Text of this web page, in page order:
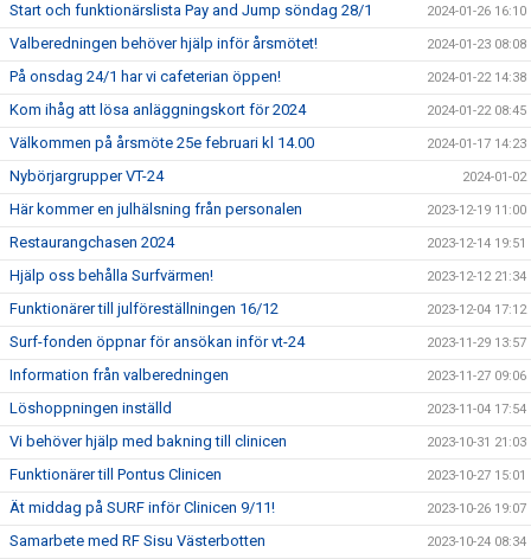
Start och funktionärslista Pay and Jump söndag 28/1 2024-01-26 16:10
Valberedningen behöver hjälp inför årsmötet! 2024-01-23 08:08
På onsdag 24/1 har vi cafeterian öppen! 2024-01-22 14:38
Kom ihåg att lösa anläggningskort för 2024 2024-01-22 08:45
Välkommen på årsmöte 25e februari kl 14.00 2024-01-17 14:23
Nybörjargrupper VT-24 2024-01-02
Här kommer en julhälsning från personalen 2023-12-19 11:00
Restaurangchasen 2024 2023-12-14 19:51
Hjälp oss behålla Surfvärmen! 2023-12-12 21:34
Funktionärer till julföreställningen 16/12 2023-12-04 17:12
Surf-fonden öppnar för ansökan inför vt-24 2023-11-29 13:57
Information från valberedningen 2023-11-27 09:06
Löshoppningen inställd 2023-11-04 17:54
Vi behöver hjälp med bakning till clinicen 2023-10-31 21:03
Funktionärer till Pontus Clinicen 2023-10-27 15:01
Ät middag på SURF inför Clinicen 9/11! 2023-10-26 19:07
Samarbete med RF Sisu Västerbotten 2023-10-24 08:34